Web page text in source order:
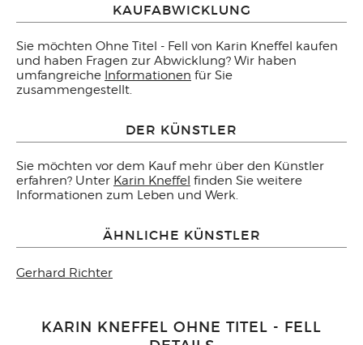
KAUFABWICKLUNG
Sie möchten Ohne Titel - Fell von Karin Kneffel kaufen
und haben Fragen zur Abwicklung? Wir haben
umfangreiche Informationen für Sie
zusammengestellt.
DER KÜNSTLER
Sie möchten vor dem Kauf mehr über den Künstler
erfahren? Unter Karin Kneffel finden Sie weitere
Informationen zum Leben und Werk.
ÄHNLICHE KÜNSTLER
Gerhard Richter
KARIN KNEFFEL OHNE TITEL - FELL